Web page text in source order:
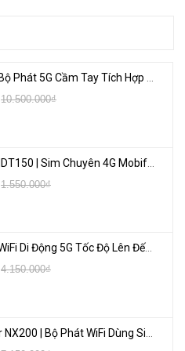
ZTE U60 Pro | Bộ Phát 5G Cầm Tay Tích Hợp Công Nghệ WiFi 7, Pin 10000mAh
10.500.000₫
1.550.000₫
ZTE U30 Pro | WiFi Di Động 5G Tốc Độ Lên Đến 500Mbps, Màn Hình Cảm Ứng
4.150.000₫